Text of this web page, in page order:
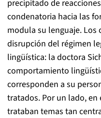
precipitado de
condenatoria hacia las
modula su lenguaje. Los
disrupción del régimen
lingüística: la doctora
comportamiento
corresponden a su
tratados. Por un lado,
trataban temas tan